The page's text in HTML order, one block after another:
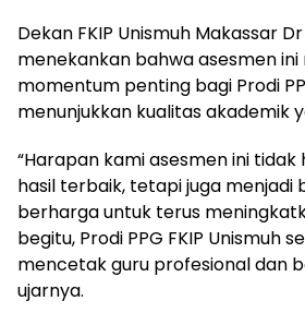
Dekan FKIP Unismuh Makassar
menekankan bahwa asesmen ini
momentum penting bagi Prodi
menunjukkan kualitas akademik
“Harapan kami asesmen ini
hasil terbaik, tetapi juga menjadi
berharga untuk terus
begitu, Prodi PPG FKIP Unismuh
mencetak guru profesional dan
ujarnya.